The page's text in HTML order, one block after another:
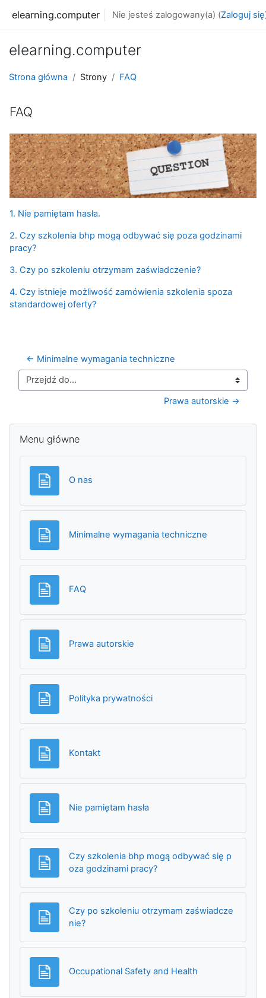
elearning.computer Nie jesteś zalogowany(a) (Zaloguj się
elearning.computer
Strona główna Strony FAQ
FAQ
1. Nie pamiętam hasła.
2. Czy szkolenia bhp mogą odbywać się poza godzinami
pracy?
3. Czy po szkoleniu otrzymam zaświadczenie?
4. Czy istnieje możliwość zamówienia szkolenia spoza
standardowej oferty?
← Minimalne wymagania techniczne
Przejdź do...
Prawa autorskie →
Menu główne
O nas
Minimalne wymagania techniczne
FAQStrona
Prawa autorskie
Polityka prywatnościStrona
KontaktStrona
Nie pamiętam hasłaStrona
Czy szkolenia bhp mogą odbywać się p
oza godzinami pracy?Strona
Czy po szkoleniu otrzymam zaświadcze
nie?Strona
Occupational Safety and Health